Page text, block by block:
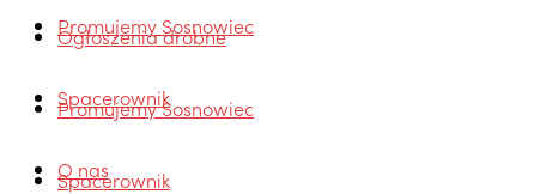
Promujemy Sosnowiec
Spacerownik
O nas
Ogłoszenia drobne
Promujemy Sosnowiec
Spacerownik